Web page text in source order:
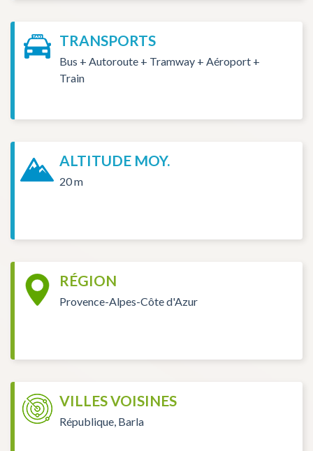
TRANSPORTS
Bus + Autoroute + Tramway + Aéroport +
Train
ALTITUDE MOY.
20 m
RÉGION
Provence-Alpes-Côte d'Azur
VILLES VOISINES
République, Barla